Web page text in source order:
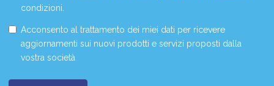
condizioni.
Acconsento al trattamento dei miei dati per ricevere
aggiornamenti sui nuovi prodotti e servizi proposti dalla
vostra società